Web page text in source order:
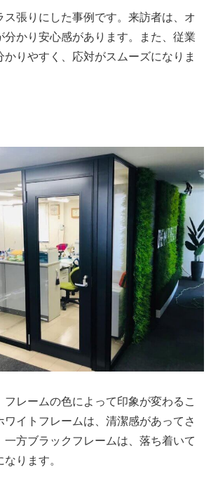
ス張りにした事例です。来訪者は、オ
分かり安心感があります。また、従業
かりやすく、応対がスムーズになりま
フレームの色によって印象が変わるこ
ワイトフレームは、清潔感があってさ
一方ブラックフレームは、落ち着いて
ります。